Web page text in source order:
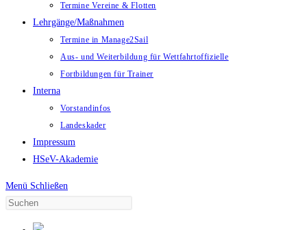
Termine Vereine & Flotten
Lehrgänge/Maßnahmen
Termine in Manage2Sail
Aus- und Weiterbildung für Wettfahrtoffizielle
Fortbildungen für Trainer
Interna
Vorstandinfos
Landeskader
Impressum
HSeV-Akademie
Menü Schließen